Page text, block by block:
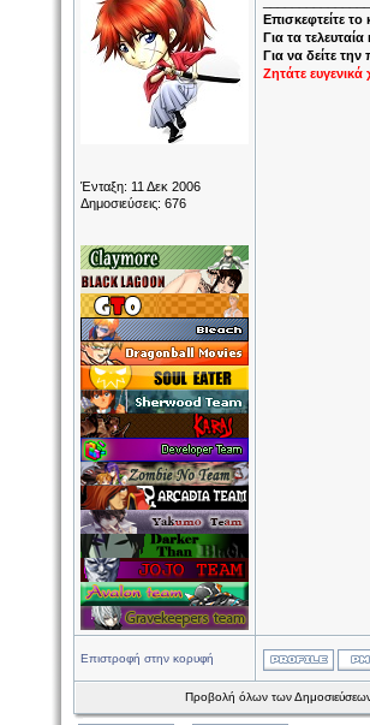
Ένταξη: 11 Δεκ 2006
Δημοσιεύσεις: 676
Επισκεφτείτε
Για τα
Για να δείτε
Ζητάτε ευγενικά
Επιστροφή στην κορυφή
Προβολή όλων των